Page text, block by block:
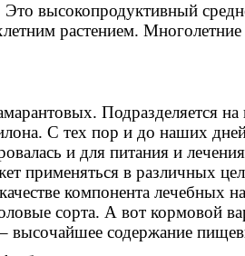
высокопродуктивный
растением.
Подразделяется
С тех пор и до наших дней
и для питания и
применяться в различных
компонента лечебных
сорта. А вот кормовой
высочайшее содержание